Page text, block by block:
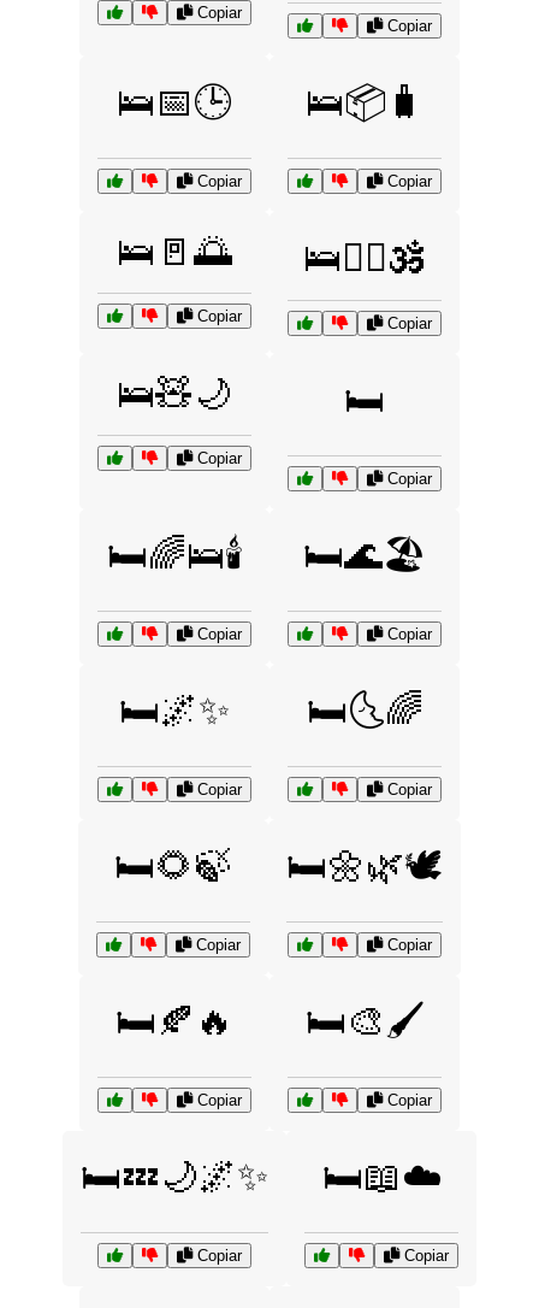
Copiar
Copiar
🛌📅🕒
Copiar
🛌📦🧳
Copiar
🛌🚪🌅
Copiar
🛌🧘‍♂️🕉️
Copiar
🛌🧸🌙
Copiar
🛏️
Copiar
🛏️🌈🛌🕯️
Copiar
🛏️🌊🏖️
Copiar
🛏️🌌✨
Copiar
🛏️🌜🌈
Copiar
🛏️🌻🍃
Copiar
🛏️🌼🌿🕊️
Copiar
🛏️🍂🔥
Copiar
🛏️🎨🖌️
Copiar
🛏️💤🌙🌌✨
Copiar
🛏️📖☁️
Copiar